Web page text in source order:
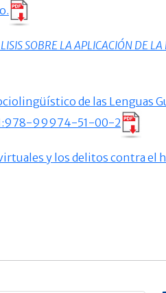
SOBRE LA APLICACIÓN DE
de las Lenguas
99974-51-00-2
y los delitos contra el